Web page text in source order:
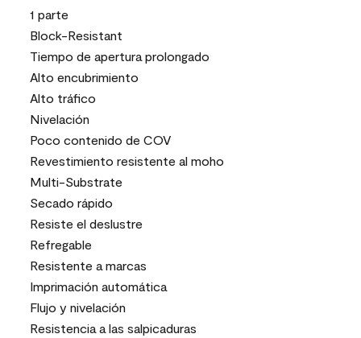
1 parte
Block-Resistant
Tiempo de apertura prolongado
Alto encubrimiento
Alto tráfico
Nivelación
Poco contenido de COV
Revestimiento resistente al moho
Multi-Substrate
Secado rápido
Resiste el deslustre
Refregable
Resistente a marcas
Imprimación automática
Flujo y nivelación
Resistencia a las salpicaduras